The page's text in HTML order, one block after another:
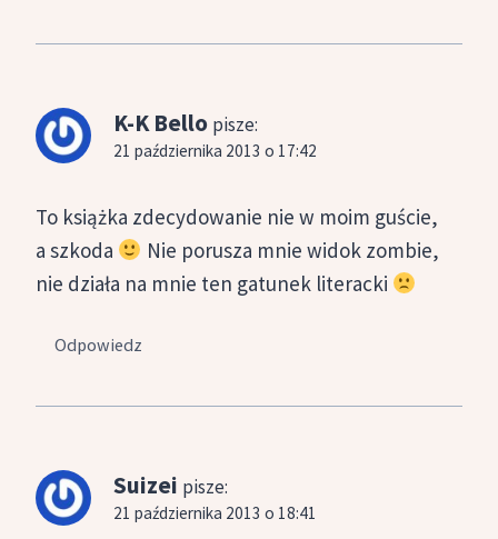
K-K Bello pisze:
21 października 2013 o 17:42
To książka zdecydowanie nie w moim guście,
a szkoda
Nie porusza mnie widok zombie,
nie działa na mnie ten gatunek literacki
Odpowiedz
Suizei pisze:
21 października 2013 o 18:41